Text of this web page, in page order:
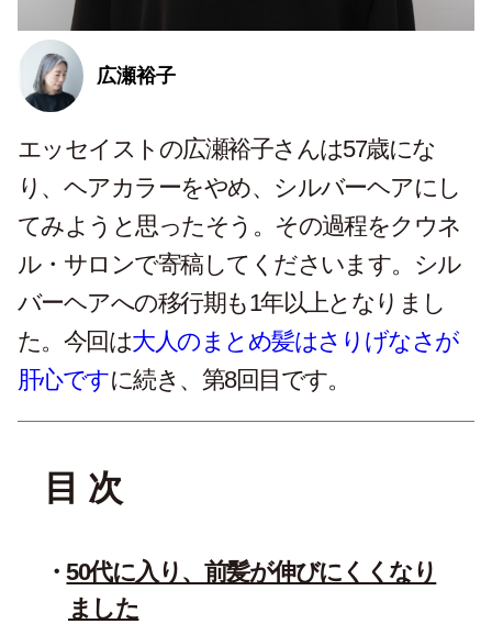
広瀬裕子
エッセイストの広瀬裕子さんは57歳にな
り、ヘアカラーをやめ、シルバーヘアにし
てみようと思ったそう。その過程をクウネ
ル・サロンで寄稿してくださいます。シル
バーヘアへの移行期も1年以上となりまし
た。今回は大人のまとめ髪はさりげなさが
肝心ですに続き、第8回目です。
目 次
50代に入り、前髪が伸びにくくなり
ました